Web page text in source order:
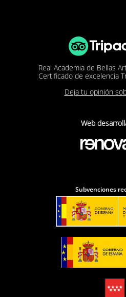
Real Academia de Bellas
Certificado de excelencia
Deja tu opinión
Web
Subvenciones